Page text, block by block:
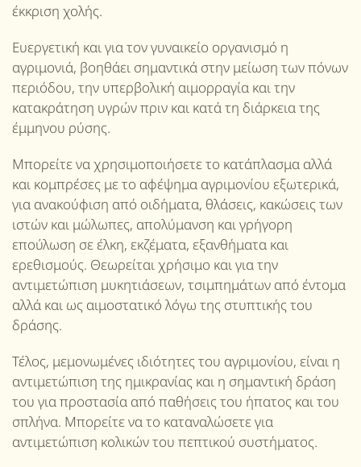
έκκριση χολής.
Ευεργετική και για τον γυναικείο οργανισμό η
αγριμονιά, βοηθάει σημαντικά στην μείωση των πόνων
περιόδου, την υπερβολική αιμορραγία και την
κατακράτηση υγρών πριν και κατά τη διάρκεια της
έμμηνου ρύσης.
Μπορείτε να χρησιμοποιήσετε το κατάπλασμα αλλά
και κομπρέσες με το αφέψημα αγριμονίου εξωτερικά,
για ανακούφιση από οιδήματα, θλάσεις, κακώσεις των
ιστών και μώλωπες, απολύμανση και γρήγορη
επούλωση σε έλκη, εκζέματα, εξανθήματα και
ερεθισμούς. Θεωρείται χρήσιμο και για την
αντιμετώπιση μυκητιάσεων, τσιμπημάτων από έντομα
αλλά και ως αιμοστατικό λόγω της στυπτικής του
δράσης.
Τέλος, μεμονωμένες ιδιότητες του αγριμονίου, είναι η
αντιμετώπιση της ημικρανίας και η σημαντική δράση
του για προστασία από παθήσεις του ήπατος και του
σπλήνα. Μπορείτε να το καταναλώσετε για
αντιμετώπιση κολικών του πεπτικού συστήματος.